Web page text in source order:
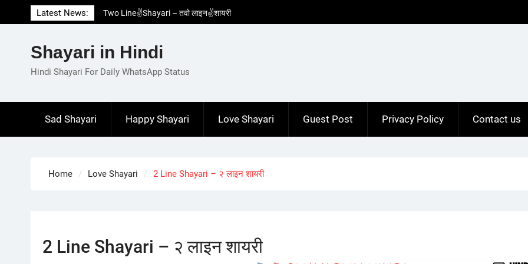
to
Latest News:
Two Line✌️Shayari – तवो लाइन✌️शायरी
Love😓Lines In Hindi – लव😓लाइन्स इन हिंदी
Love🥳Poetry In Hindi – लव🥳पोएट्री इन हिंदी
1 Line☝️Shayari In Hindi – १ लाइन☝️शायरी इन
Shayari in Hindi
Hindi Shayari For Daily WhatsApp Status
Sad Shayari Happy Shayari Love Shayari Guest Post Privacy Policy Contact us
Home Love Shayari 2 Line Shayari – २ लाइन शायरी
2 Line Shayari – २ लाइन शायरी